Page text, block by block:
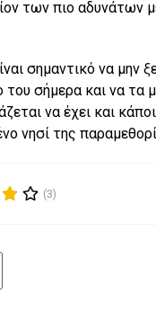
των πιο
σημαντικό να
του σήμερα και να τα
να έχει και
νησί της
(3)